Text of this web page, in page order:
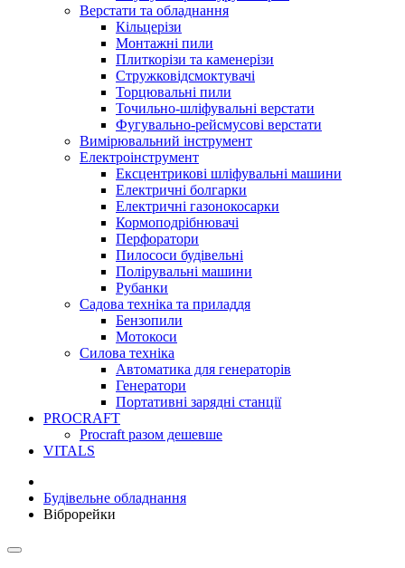
Верстати та обладнання
Кільцерізи
Монтажні пили
Плиткорізи та каменерізи
Стружковідсмоктувачі
Торцювальні пили
Точильно-шліфувальні верстати
Фугувально-рейсмусові верстати
Вимірювальний інструмент
Електроінструмент
Ексцентрикові шліфувальні машини
Електричні болгарки
Електричні газонокосарки
Кормоподрібнювачі
Перфоратори
Пилососи будівельні
Полірувальні машини
Рубанки
Садова техніка та приладдя
Бензопили
Мотокоси
Силова техніка
Автоматика для генераторів
Генератори
Портативні зарядні станції
PROCRAFT
Procraft разом дешевше
VITALS
Будівельне обладнання
Віброрейки